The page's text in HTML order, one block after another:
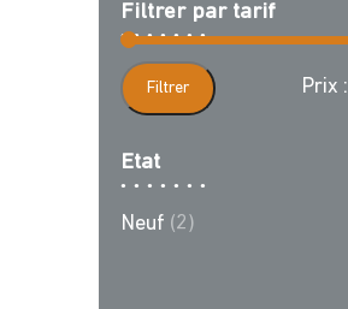
Filtrer par tarif
Filtrer Prix :
Etat
Neuf (2)